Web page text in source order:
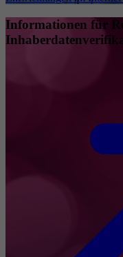
Informationen für